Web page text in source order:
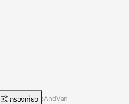
กรองเที่ยว
ร์ออนไลน์ BusAndVan